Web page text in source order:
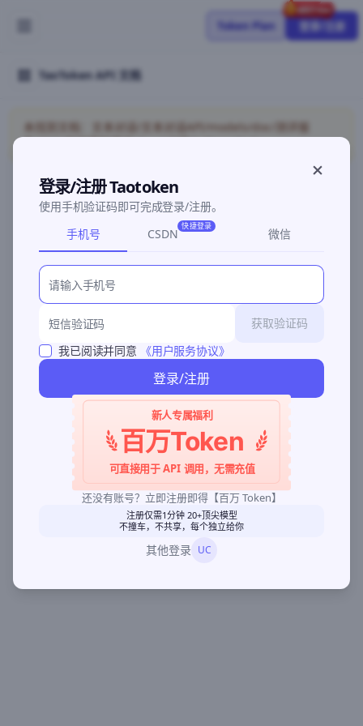
Token Plan 登录/注册
TaoToken API 文档
未找到文档：文本对话/文本对话API/models/doc/测评报
©2026 深圳灵明智码科技有限公司粤ICP备2026096960号-3
登录/注册 Taotoken
使用手机验证码即可完成登录/注册。
手机号
CSDN
快捷登录
微信
获取验证码
我已阅读并同意
《用户服务协议》
登录/注册
新人专属福利
百万Token
可直接用于 API 调用，无需充值
还没有账号？立即注册即得【百万 Token】
注册仅需1分钟 20+顶尖模型
不撞车，不共享，每个独立给你
其他登录 UC